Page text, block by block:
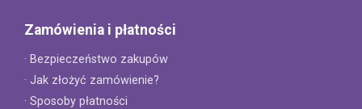
Zamówienia i płatności
· Bezpieczeństwo zakupów
· Jak złożyć zamówienie?
· Sposoby płatności